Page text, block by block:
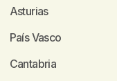
Asturias
País Vasco
Cantabria